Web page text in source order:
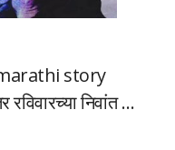
story
निवांत …